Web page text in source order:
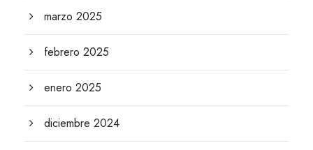
marzo 2025
febrero 2025
enero 2025
diciembre 2024